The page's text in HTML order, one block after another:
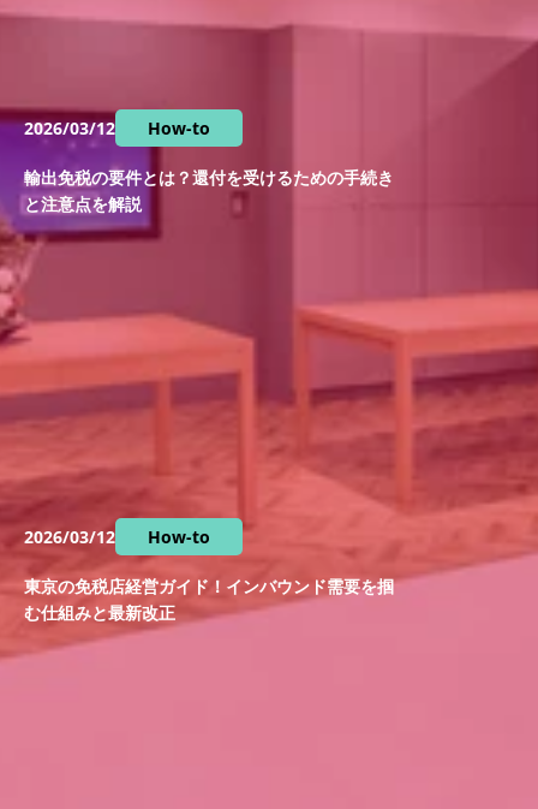
2026/03/12 How-to
輸出免税の要件とは？還付を受けるための手続き
と注意点を解説
2026/03/12 How-to
東京の免税店経営ガイド！インバウンド需要を掴
む仕組みと最新改正